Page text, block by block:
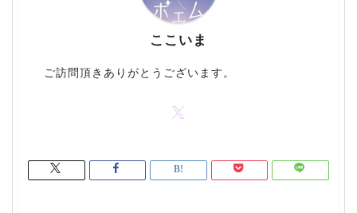
ここいま
ご訪問頂きありがとうございます。